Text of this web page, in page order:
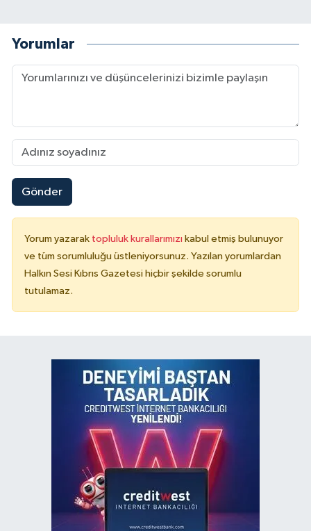
Yorumlar
Gönder
Yorum yazarak topluluk kurallarımızı kabul etmiş bulunuyor
ve tüm sorumluluğu üstleniyorsunuz. Yazılan yorumlardan
Halkın Sesi Kıbrıs Gazetesi hiçbir şekilde sorumlu
tutulamaz.